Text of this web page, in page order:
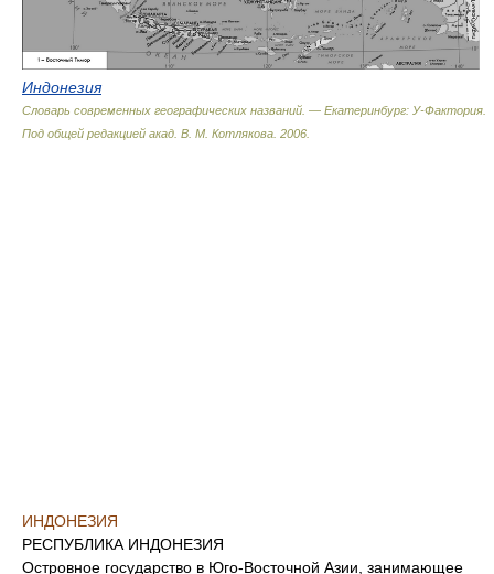
Индонезия
Словарь современных географических названий. — Екатеринбург: У-Фактория
Под общей редакцией акад. В. М. Котлякова 2006
ИНДОНЕЗИЯ
РЕСПУБЛИКА ИНДОНЕЗИЯ
Островное государство в Юго-Восточной Азии, занимающее